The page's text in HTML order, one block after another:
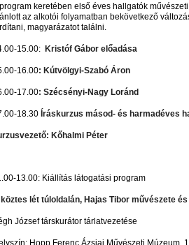
keretében első éves hallgatók
az alkotói folyamatban bekövetkező
magyarázatot találni.
15.00: Kristóf Gábor előadása
16.00: Kútvölgyi-Szabó Áron
17.00: Szécsényi-Nagy Loránd
18.30 Íráskurzus másod- és harmadéves
Kőhalmi Péter
13.00: Kiállítás látogatási program
lét túloldalán, Hajas Tibor művészete
József társkurátor tárlatvezetése